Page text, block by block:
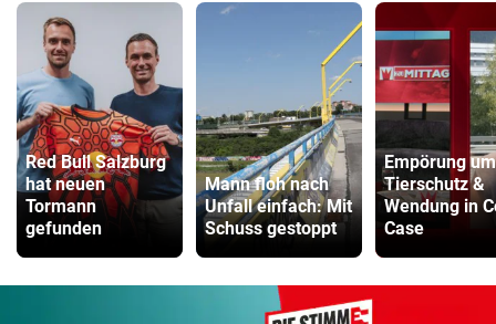
Red Bull Salzburg
hat neuen
Tormann
gefunden
Mann floh nach
Unfall einfach: Mit
Schuss gestoppt
Empörung um
Tierschutz &
Wendung in
Case